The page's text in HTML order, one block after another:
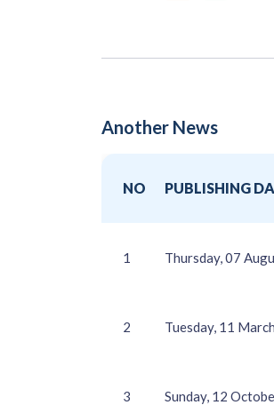
Another News
NO PUBLISHING
1 Thursday, 07
2 Tuesday, 11
3 Sunday, 12